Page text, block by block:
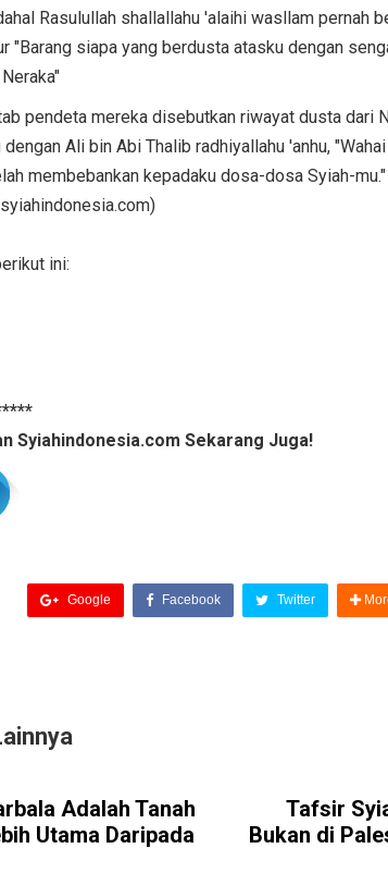
Rasulullah shallallahu 'alaihi wasllam pernah
"Barang siapa yang berdusta atasku dengan
pendeta mereka disebutkan riwayat dusta dari
Ali bin Abi Thalib radhiyallahu 'anhu,
membebankan kepadaku dosa-dosa Syiah-mu."
ini:
Syiahindonesia.com Sekarang Juga!
Google Facebook Twitter
Adalah Tanah
Utama Daripada
Tafsir
Bukan di